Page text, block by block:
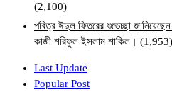
(2,100)
পবিত্র ঈদুল ফিতরের শুভেচ্ছা
কাজী শরিফুল ইসলাম শাকিল। (1,953)
Last Update
Popular Post